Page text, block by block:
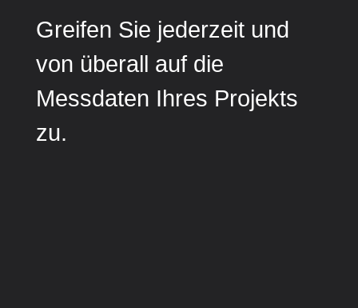
Greifen Sie jederzeit und
von überall auf die
Messdaten Ihres Projekts
zu.